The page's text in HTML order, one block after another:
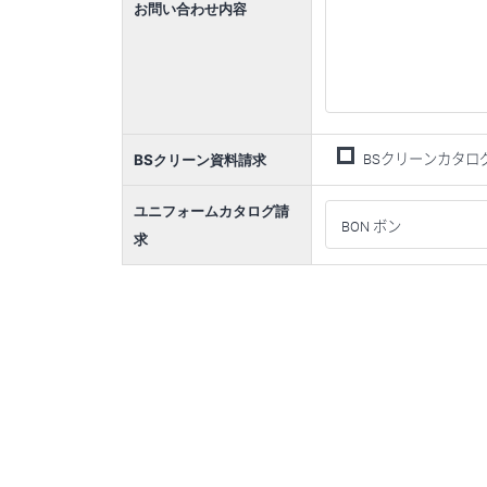
お問い合わせ内容
BSクリーン資料請求 BSクリーンカタロ
ユニフォームカタログ請
求